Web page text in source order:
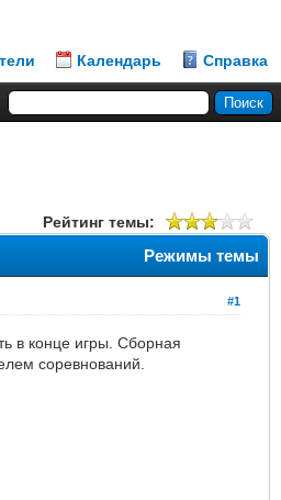
Календарь Справка
Рейтинг темы:
Режимы темы
#1
в конце игры. Сборная
соревнований.